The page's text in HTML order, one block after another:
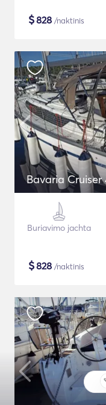
$828 /naktinis
Bavaria Cruiser
Buriavimo jachta
$828 /naktinis